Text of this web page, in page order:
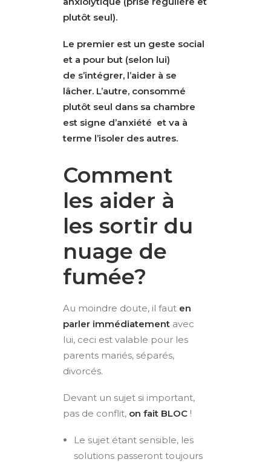
plutôt seul).
Le premier est un geste social
et a pour but (selon lui)
de s’intégrer, l’aider à se
lâcher. L’autre, consommé
plutôt seul dans sa chambre
est signe d’anxiété et va à
terme l’isoler des autres.
Comment
les aider à
les sortir du
nuage de
fumée?
Au moindre doute, il faut en
parler immédiatementavec
lui, ceci est valable pour les
parents mariés, séparés,
divorcés.
Devant un sujet si important,
pas de conflit, on fait BLOC !
Le sujet étant sensible, les
solutions passeront toujours